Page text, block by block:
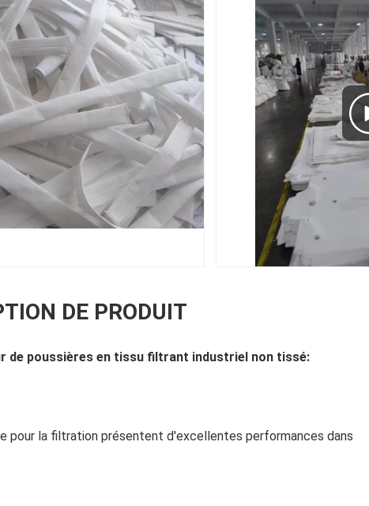
DE PRODUIT
de poussières en tissu filtrant industriel non tissé:
pour la filtration présentent d'excellentes performances dans